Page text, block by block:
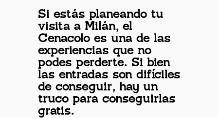
Si estás planeando tu
visita a Milán, el
Cenacolo es una de las
experiencias que no
podes perderte. Si bien
las entradas son difíciles
de conseguir, hay un
truco para conseguirlas
gratis.